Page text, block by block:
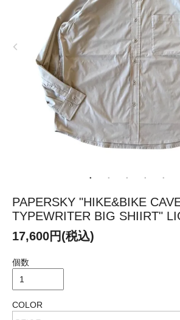
PAPERSKY "HIKE&BIKE
TYPEWRITER BIG SHIIRT"
17,600円(税込)
個数
COLOR